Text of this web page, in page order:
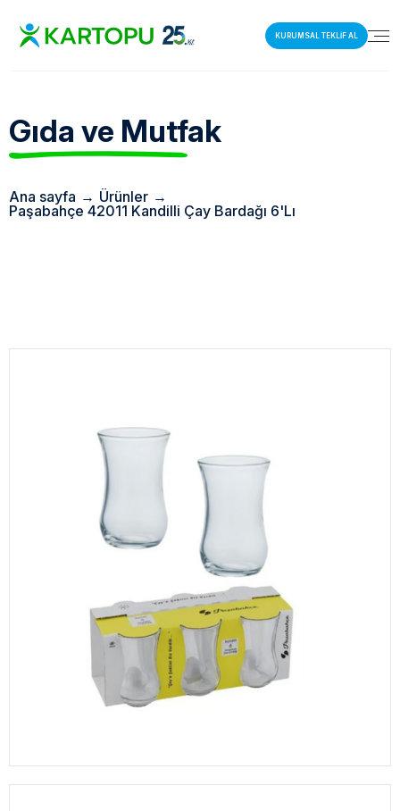
KURUMSAL TEKLİF AL
Gıda ve Mutfak
Ana sayfa → Ürünler →
Paşabahçe 42011 Kandilli Çay Bardağı 6'Lı